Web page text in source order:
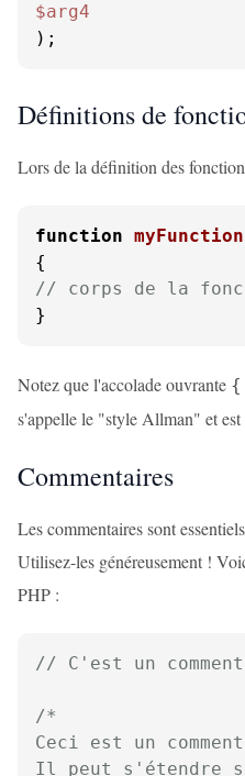
$arg4
);
Définitions de
Lors de la définition des
function myFunction
// corps de la
}
Notez que l'accolade ouvrante {
s'appelle le "style Allman" et est
Commentaires
Les commentaires sont
Utilisez-les généreusement !
PHP :
// C'est un
/*
Ceci est un
Il peut s'étendre